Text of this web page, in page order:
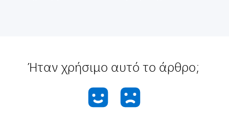
Ήταν χρήσιμο αυτό το άρθρο;